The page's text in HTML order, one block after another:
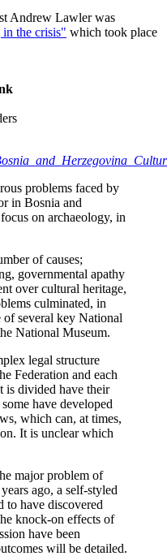
Andrew Lawler was
the crisis" which took place
problems faced by
in Bosnia and
on archaeology, in
of causes;
governmental apathy
over cultural heritage,
culminated, in
several key National
National Museum.
legal structure
Federation and each
is divided have their
have developed
which can, at times,
It is unclear which
major problem of
ago, a self-styled
to have discovered
knock-on effects of
have been
will be detailed.